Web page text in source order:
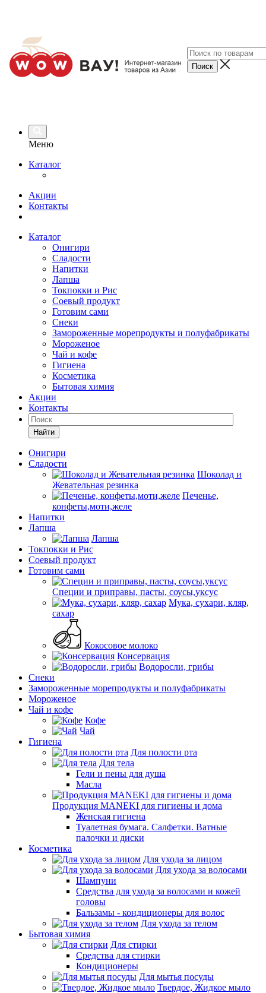
Меню
Каталог
Акции
Контакты
Каталог
Онигири
Сладости
Напитки
Лапша
Токпокки и Рис
Соевый продукт
Готовим сами
Снеки
Замороженные морепродукты и полуфабрикаты
Мороженое
Чай и кофе
Гигиена
Косметика
Бытовая химия
Акции
Контакты
Найти
Онигири
Сладости
Шоколад и
Жевательная резинка
Печенье,
конфеты,моти,желе
Напитки
Лапша
Лапша
Токпокки и Рис
Соевый продукт
Готовим сами
Специи и приправы, пасты, соусы,уксус
Мука, сухари, кляр,
сахар
Кокосовое молоко
Консервация
Водоросли, грибы
Снеки
Замороженные морепродукты и полуфабрикаты
Мороженое
Чай и кофе
Кофе
Чай
Гигиена
Для полости рта
Для тела
Гели и пены для душа
Масла
Продукция MANEKI для гигиены и дома
Женская гигиена
Туалетная бумага. Салфетки. Ватные
палочки и диски
Косметика
Для ухода за лицом
Для ухода за волосами
Шампуни
Средства для ухода за волосами и кожей
головы
Бальзамы - кондиционеры для волос
Для ухода за телом
Бытовая химия
Для стирки
Средства для стирки
Кондиционеры
Для мытья посуды
Твердое, Жидкое мыло